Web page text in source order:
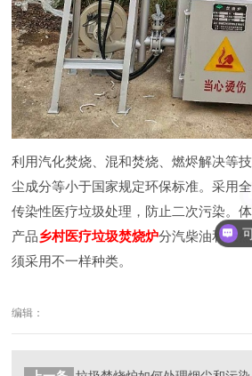
利用汽化焚烧、混和焚烧、燃烬解决等
尘成分等小于国家规定环保标准。采用
传染性医疗垃圾处理，防止二次污染。
产品乡村医疗垃圾焚烧炉分汽柴油和天
须采用不一样种类。
编辑：